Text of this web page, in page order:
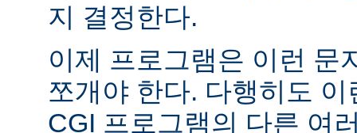
지 결정한다.
이제 프로그램은 이런 문
쪼개야 한다. 다행히도
CGI 프로그램의 다른 여